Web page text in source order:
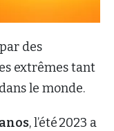
des
extrêmes tant
le monde.
, l’été 2023 a